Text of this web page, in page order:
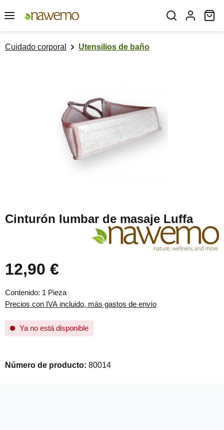
Saltar al contenido principal
Cuidado corporal Utensilios de baño
Cinturón lumbar de masaje Luffa
Precio normal:
12,90 €
Contenido: 1 Pieza
Precios con IVA incluido, más gastos de envío
Ya no está disponible
Número de producto: 80014